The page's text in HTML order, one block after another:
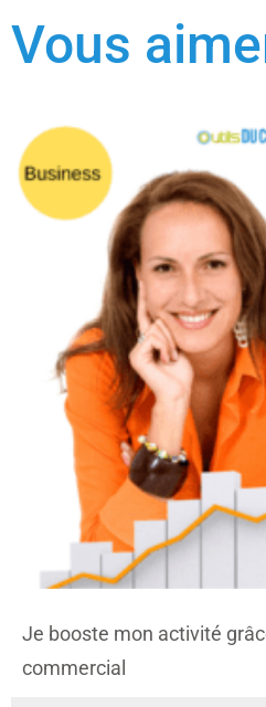
Vous
Je booste mon activité
commercial